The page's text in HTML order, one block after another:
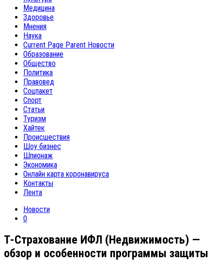
Медицина
Здоровье
Мнения
Наука
Current Page Parent Новости
Образование
Общество
Политика
Правовед
Соцпакет
Спорт
Статьи
Туризм
Хайтек
Происшествия
Шоу бизнес
Шпионаж
Экономика
Онлайн карта коронавируса
Контакты
Лента
Новости
0
Т-Страхование ИФЛ (Недвижимость) —
обзор и особенности программы защиты